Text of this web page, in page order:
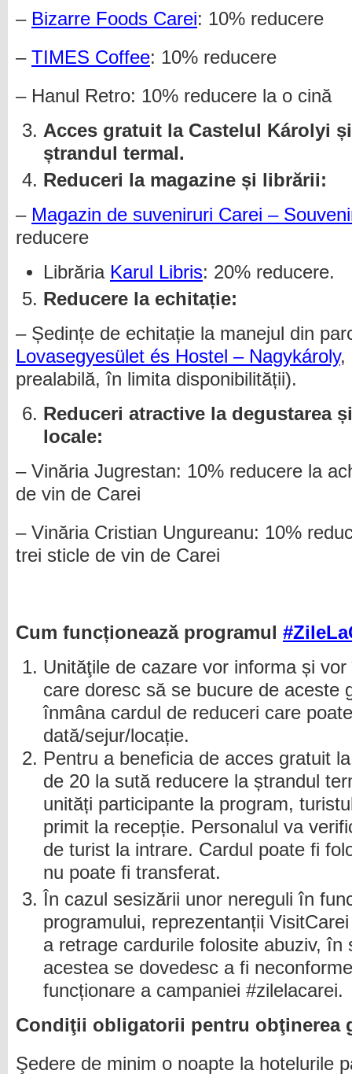
– Bizarre Foods Carei: 10% reducere
– TIMES Coffee: 10% reducere
– Hanul Retro: 10% reducere la o cină
Acces gratuit la Castelul Károlyi
ștrandul termal.
Reduceri la magazine și librării:
– Magazin de suveniruri Carei –
reducere
Librăria Karul Libris: 20% reducere.
Reducere la echitație:
– Ședințe de echitație la manejul din
Lovasegyesület és Hostel – Nagykároly,
prealabilă, în limita disponibilității).
Reduceri atractive la degustarea
locale:
– Vinăria Jugrestan: 10% reducere la
de vin de Carei
– Vinăria Cristian Ungureanu: 10%
trei sticle de vin de Carei
Cum funcționează programul
Unităţile de cazare vor informa și
care doresc să se bucure de aceste
înmâna cardul de reduceri care
dată/sejur/locație.
Pentru a beneficia de acces gratuit
de 20 la sută reducere la ștrandul
unități participante la program,
primit la recepție. Personalul va
de turist la intrare. Cardul poate fi
nu poate fi transferat.
În cazul sesizării unor nereguli în
programului, reprezentanții
a retrage cardurile folosite abuziv, în
acestea se dovedesc a fi
funcționare a campaniei #zilelacarei.
Condiţii obligatorii pentru obţinerea
Şedere de minim o noapte la hotelurile